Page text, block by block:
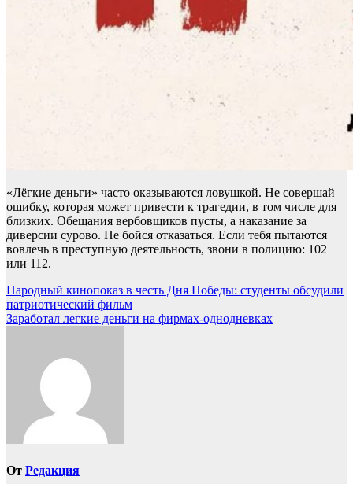
«Лёгкие деньги» часто оказываются ловушкой. Не совершай
ошибку, которая может привести к трагедии, в том числе для
близких. Обещания вербовщиков пусты, а наказание за
диверсии сурово. Не бойся отказаться. Если тебя пытаются
вовлечь в преступную деятельность, звони в полицию: 102
или 112.
Навигация
по
Народный кинопоказ в честь Дня Победы: студенты обсудили
патриотический фильм
Заработал легкие деньги на фирмах-однодневках
От Редакция